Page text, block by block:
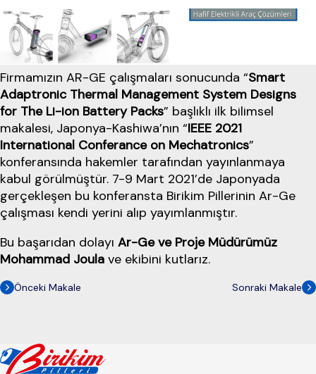
Firmamızın AR-GE çalışmaları sonucunda “Smart
Adaptronic Thermal Management System Designs
for The Li-ion Battery Packs” başlıklı ilk bilimsel
makalesi, Japonya-Kashiwa’nın “IEEE 2021
International Conferance on Mechatronics”
konferansında hakemler tarafından yayınlanmaya
kabul görülmüştür. 7-9 Mart 2021’de Japonyada
gerçekleşen bu konferansta Birikim Pillerinin Ar-Ge
çalışması kendi yerini alıp yayımlanmıştır.
Bu başarıdan dolayı Ar-Ge ve Proje Müdürümüz
Mohammad Joula ve ekibini kutlarız.
Önceki Makale Sonraki Makale